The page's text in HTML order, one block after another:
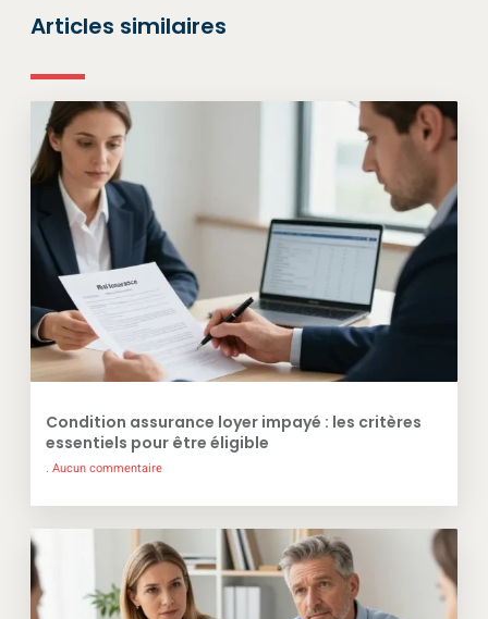
Articles similaires
Condition assurance loyer impayé : les critères
essentiels pour être éligible
Aucun commentaire